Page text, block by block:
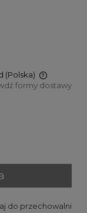
(Polska)
płatności
formy dostawy
do przechowalni